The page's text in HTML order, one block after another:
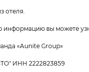
отеля.
информацию вы можете
«Aunite Group»
ИНН 2222823859